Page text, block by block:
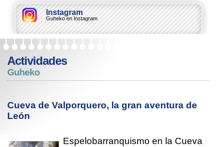
Instagram
Guheko en Instagram
Actividades
Guheko
Cueva de Valporquero, la gran aventura de
León
Espelobarranquismo en la Cueva